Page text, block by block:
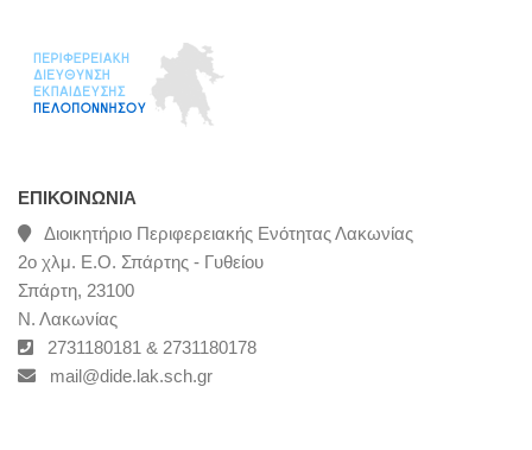
ΕΠΙΚΟΙΝΩΝΊΑ
Διοικητήριο Περιφερειακής Ενότητας Λακωνίας
2ο χλμ. Ε.Ο. Σπάρτης - Γυθείου
Σπάρτη, 23100
Ν. Λακωνίας
2731180181 & 2731180178
mail@dide.lak.sch.gr